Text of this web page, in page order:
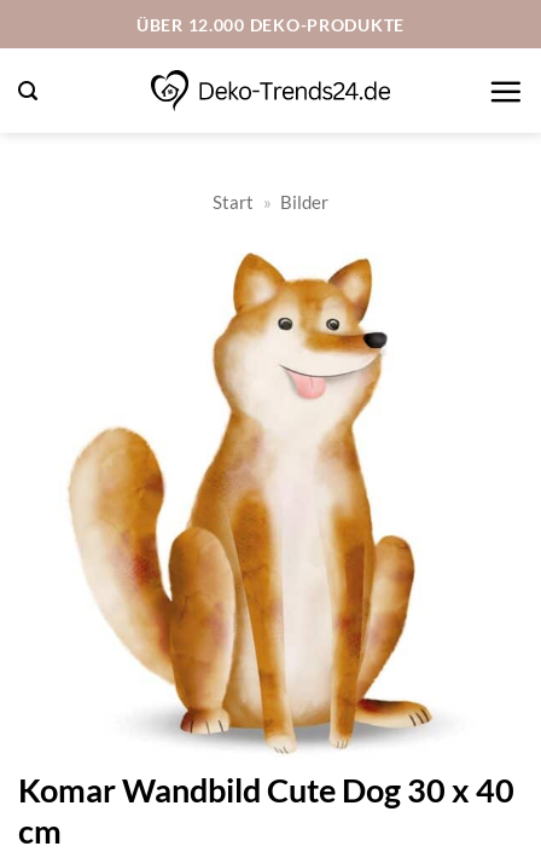
Inhalt
springen
ÜBER 12.000 DEKO-PRODUKTE
Start » Bilder
Komar Wandbild Cute Dog 30 x 40
cm